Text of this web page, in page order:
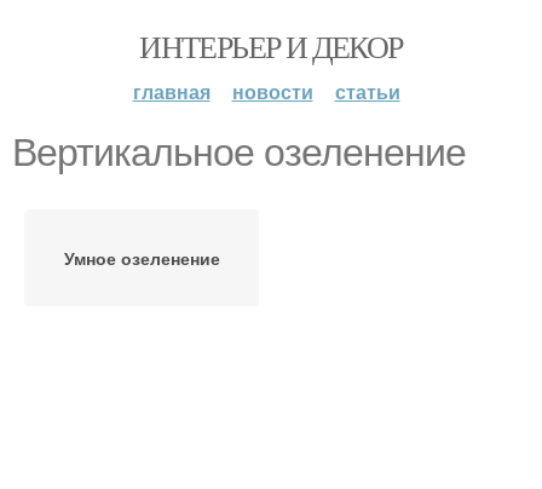
ИНТЕРЬЕР И ДЕКОР
главная новости статьи
Вертикальное озеленение
Умное озеленение